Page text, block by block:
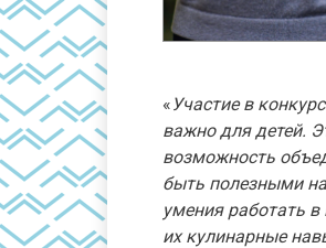
« Участие в
важно для детей.
возможность
быть полезными
умения работать
их кулинарные